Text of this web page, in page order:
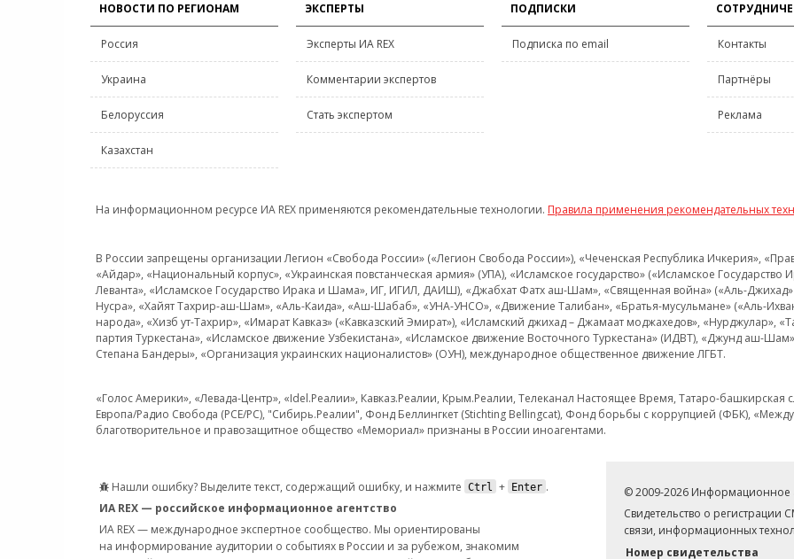
НОВОСТИ ПО РЕГИОНАМ
Россия
Украина
Белоруссия
Казахстан
ЭКСПЕРТЫ
Эксперты ИА REX
Комментарии экспертов
Стать экспертом
ПОДПИСКИ
Подписка по email Контакты
Партнёры
Реклама
На информационном ресурсе ИА REX применяются рекомендательные технологии. Правила применения рекомендательных
В России запрещены организации Легион «Свобода России» («Легион Свобода России»), «Чеченская Республика Ичкерия»,
«Айдар», «Национальный корпус», «Украинская повстанческая армия» (УПА), «Исламское государство» («Исламское
Леванта», «Исламское Государство Ирака и Шама», ИГ, ИГИЛ, ДАИШ), «Джабхат Фатх аш-Шам», «Священная война» («Аль-Джихад»
Нусра», «Хайят Тахрир-аш-Шам», «Аль-Каида», «Аш-Шабаб», «УНА-УНСО», «Движение Талибан», «Братья-мусульмане» («Аль-
народа», «Хизб ут-Тахрир», «Имарат Кавказ» («Кавказский Эмират»), «Исламский джихад – Джамаат моджахедов», «Нурджулар»,
партия Туркестана», «Исламское движение Узбекистана», «Исламское движение Восточного Туркестана» (ИДВТ), «Джунд аш-
Степана Бандеры», «Организация украинских националистов» (ОУН), международное общественное движение ЛГБТ.
«Голос Америки», «Левада-Центр», «Idel.Реалии», Кавказ.Реалии, Крым.Реалии, Телеканал Настоящее Время, Татаро-
Европа/Радио Свобода (PCE/PC), "Сибирь.Реалии", Фонд Беллингкет (Stichting Bellingcat), Фонд борьбы с коррупцией (ФБК),
благотворительное и правозащитное общество «Мемориал» признаны в России иноагентами.
Нашли ошибку? Выделите текст, содержащий ошибку, и нажмите Ctrl + Enter .
ИА REX — российское информационное агентство
ИА REX — международное экспертное сообщество. Мы ориентированы
на информирование аудитории о событиях в России и за рубежом, знакомим
© 2009-2026 Информационное
Свидетельство о
связи, информационных
Номер свидетельства